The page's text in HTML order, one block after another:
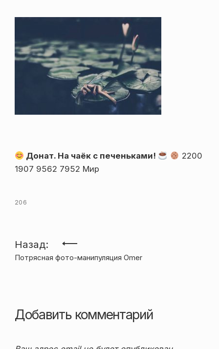
Донат. На чаёк с печеньками!
2200
1907 9562 7952 Мир
206
Навигация
по
Назад:
Потрясная фото-манипуляция Omer
Добавить комментарий